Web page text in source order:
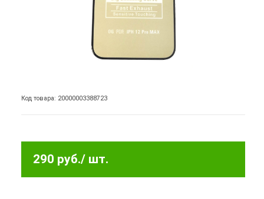
Код товара: 20000003388723
290 руб./ шт.